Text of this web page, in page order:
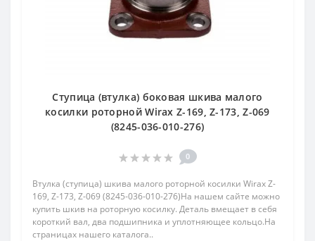
Ступица (втулка) боковая шкива малого
косилки роторной Wirax Z-169, Z-173, Z-069
(8245-036-010-276)
0
Втулка (ступица) шкива малого роторной косилки Wirax Z-
169, Z-173, Z-069 (8245-036-010-276)На нашем сайте можно
купить шкив на роторную косилку. Деталь вмещает в себя
короткий вал, два подшипника и уплотняющее кольцо.На
страницах нашего каталога..